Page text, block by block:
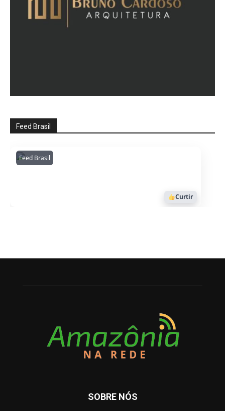
Feed Brasil
Feed BrasilAmazonianarede
1053
Curtir
SOBRE NÓS